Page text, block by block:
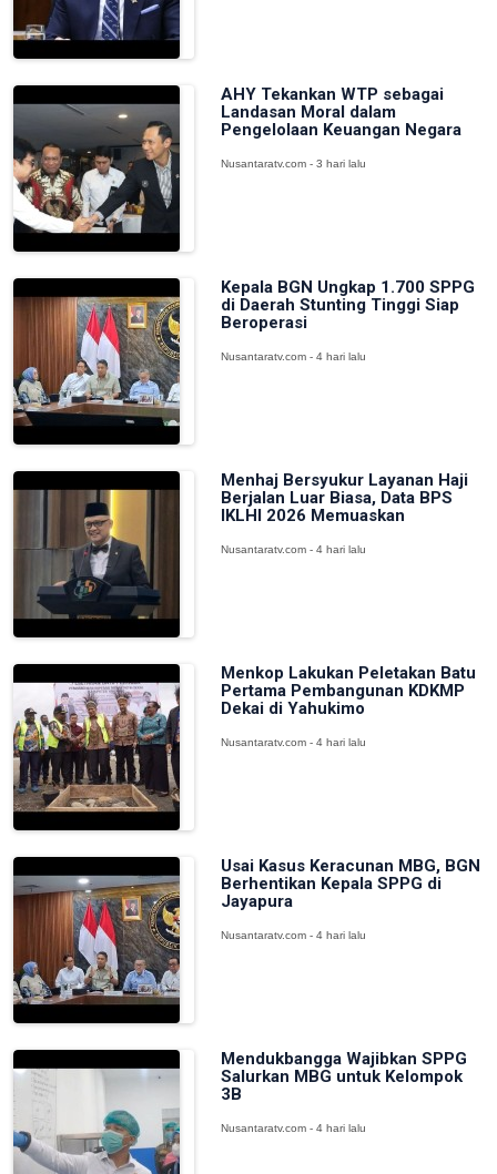
AHY Tekankan WTP sebagai
Landasan Moral dalam
Pengelolaan Keuangan Negara
Nusantaratv.com - 3 hari lalu
Kepala BGN Ungkap 1.700 SPPG
di Daerah Stunting Tinggi Siap
Beroperasi
Nusantaratv.com - 4 hari lalu
Menhaj Bersyukur Layanan Haji
Berjalan Luar Biasa, Data BPS
IKLHI 2026 Memuaskan
Nusantaratv.com - 4 hari lalu
Menkop Lakukan Peletakan Batu
Pertama Pembangunan KDKMP
Dekai di Yahukimo
Nusantaratv.com - 4 hari lalu
Usai Kasus Keracunan MBG, BGN
Berhentikan Kepala SPPG di
Jayapura
Nusantaratv.com - 4 hari lalu
Mendukbangga Wajibkan SPPG
Salurkan MBG untuk Kelompok
3B
Nusantaratv.com - 4 hari lalu